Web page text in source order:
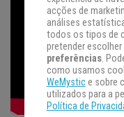
acções de
análises
todos os tipos de
pretender escolher
preferências.
como usamos
WeMystice sobre
utilizados para a
Política de